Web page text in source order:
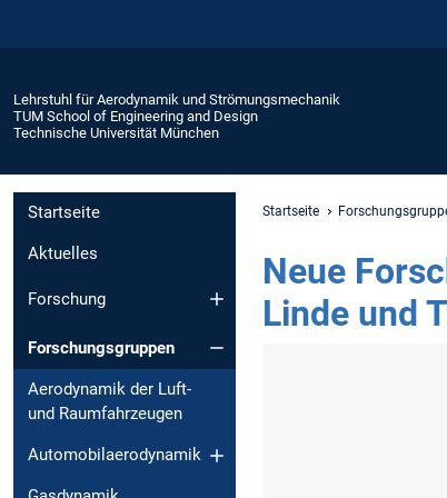
Lehrstuhl für Aerodynamik und Strömungsmechanik
TUM School of Engineering and Design
Technische Universität München
Startseite
Aktuelles
Forschung
Forschungsgruppen
Aerodynamik der Luft-
und Raumfahrzeugen
Automobilaerodynamik
Startseite
Neue
Linde und